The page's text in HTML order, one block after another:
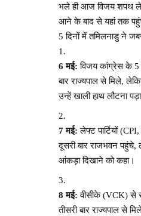
भले ही आज विजय शपथ ले
आने के बाद से यहां तक
5 दिनों में तमिलनाडु ने
6 मई: विजय कांग्रेस के 5
बार राज्यपाल से मिले,
उन्हें खाली हाथ लौटना
7 मई: लेफ्ट पार्टियों
दूसरी बार राजभवन पहुंचे,
आंकड़ा दिखाने को कहा।
8 मई: वीसीके (VCK) से
तीसरी बार राज्यपाल से